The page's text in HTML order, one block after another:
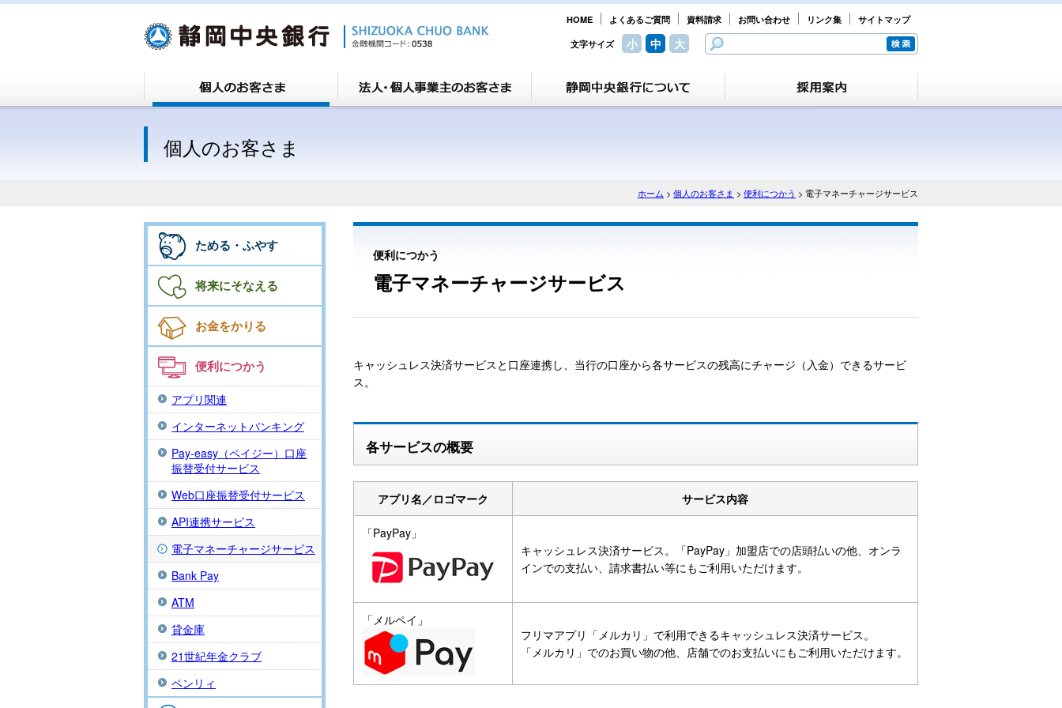
サイトマップ
リンク集
お問い合わせ
資料請求
よくあるご質問
HOME
文字サイズ 小 中 大
個人のお客さま
ホーム > 個人のお客さま > 便利につかう > 電子マネーチャージサービス
便利につかう
電子マネーチャージサービス
キャッシュレス決済サービスと口座連携し、当行の口座から各サービスの残高にチャージ（入金）できるサービ
ス。
各サービスの概要
アプリ名／ロゴマーク サービス内容
「PayPay」
キャッシュレス決済サービス。「PayPay」加盟店での店頭払いの他、オンラ
インでの支払い、請求書払い等にもご利用いただけます。
「メルペイ」
フリマアプリ「メルカリ」で利用できるキャッシュレス決済サービス。
「メルカリ」でのお買い物の他、店舗でのお支払いにもご利用いただけます。
ためる・ふやす
将来にそなえる
お金をかりる
便利につかう
アプリ関連
インターネットバンキング
Pay-easy（ペイジー）口座
振替受付サービス
Web口座振替受付サービス
API連携サービス
電子マネーチャージサービス
Bank Pay
ATM
貸金庫
21世紀年金クラブ
ペンリィ